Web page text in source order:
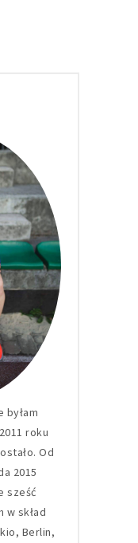
byłam
roku
Od
2015
sześć
w skład
Berlin,